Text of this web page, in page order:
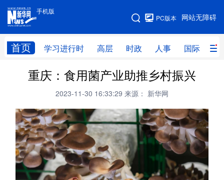
手机版
网站无障碍
PC版本
首页 学习进行时 高层 时政 人事 国际 财
手机版
网站地图
学习进行时 高层 时政 人事
财经 网评
台湾 思客智库 全球连线 教育
科技 科创 量子 体育
文化 书画 健康
重庆：食用菌产业助推乡村振兴
2023-11-30 16:33:29 来源： 新华网